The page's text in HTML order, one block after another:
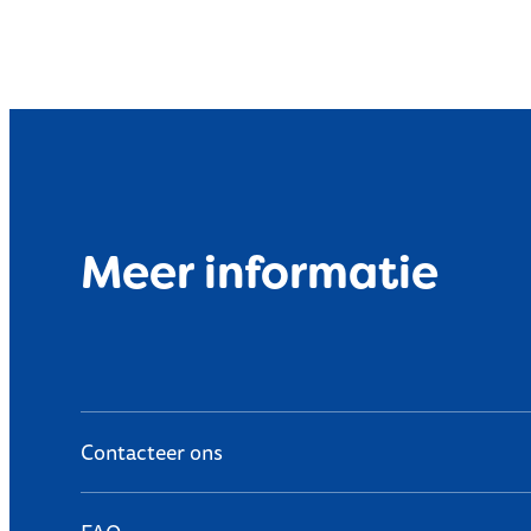
Meer informatie
Contacteer ons